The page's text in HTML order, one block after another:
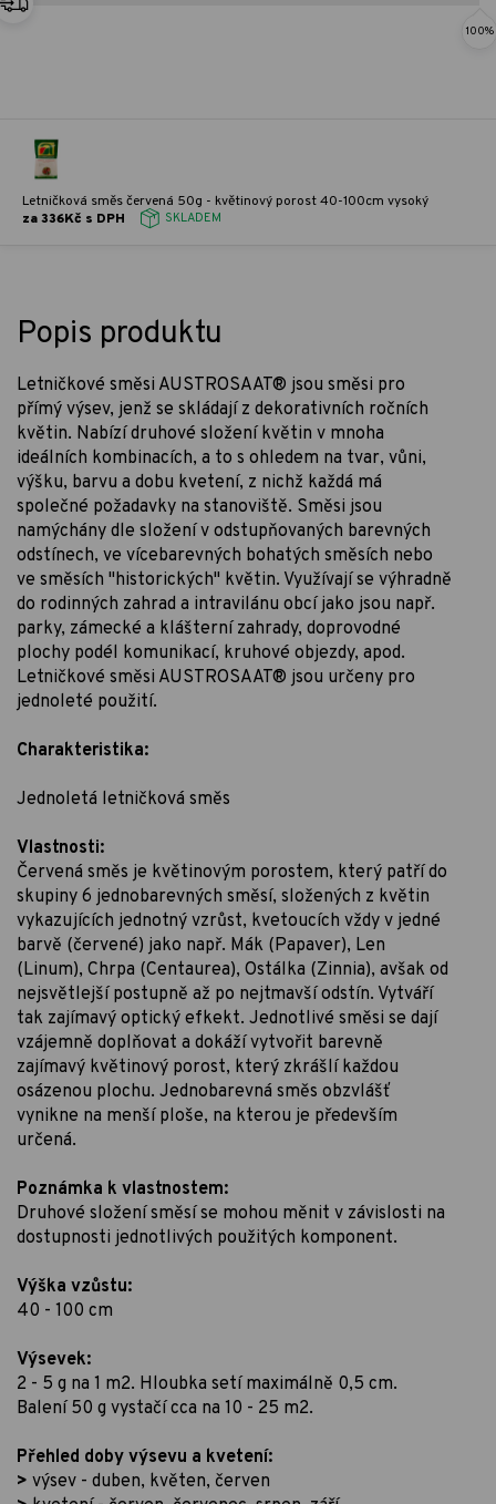
100%
Letničková směs červená 50g - květinový porost 40-100cm vysoký
za 336Kč s DPH
SKLADEM
Popis produktu
Letničkové směsi AUSTROSAAT® jsou směsi pro
přímý výsev, jenž se skládají z dekorativních ročních
květin. Nabízí druhové složení květin v mnoha
ideálních kombinacích, a to s ohledem na tvar, vůni,
výšku, barvu a dobu kvetení, z nichž každá má
společné požadavky na stanoviště. Směsi jsou
namýchány dle složení v odstupňovaných barevných
odstínech, ve vícebarevných bohatých směsích nebo
ve směsích "historických" květin. Využívají se výhradně
do rodinných zahrad a intravilánu obcí jako jsou např.
parky, zámecké a klášterní zahrady, doprovodné
plochy podél komunikací, kruhové objezdy, apod.
Letničkové směsi AUSTROSAAT® jsou určeny pro
jednoleté použití.
Charakteristika:
Jednoletá letničková směs
Vlastnosti:
Červená směs je květinovým porostem, který patří do
skupiny 6 jednobarevných směsí, složených z květin
vykazujících jednotný vzrůst, kvetoucích vždy v jedné
barvě (červené) jako např. Mák (Papaver), Len
(Linum), Chrpa (Centaurea), Ostálka (Zinnia), avšak od
nejsvětlejší postupně až po nejtmavší odstín. Vytváří
tak zajímavý optický efkekt. Jednotlivé směsi se dají
vzájemně doplňovat a dokáží vytvořit barevně
zajímavý květinový porost, který zkrášlí každou
osázenou plochu. Jednobarevná směs obzvlášť
vynikne na menší ploše, na kterou je především
určená.
Poznámka k vlastnostem:
Druhové složení směsí se mohou měnit v závislosti na
dostupnosti jednotlivých použitých komponent.
Výška vzůstu:
40 - 100 cm
Výsevek:
2 - 5 g na 1 m2. Hloubka setí maximálně 0,5 cm.
Balení 50 g vystačí cca na 10 - 25 m2.
Přehled doby výsevu a kvetení:
> výsev - duben, květen, červen